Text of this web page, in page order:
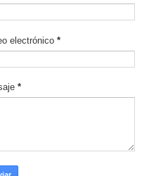
electrónico *
*